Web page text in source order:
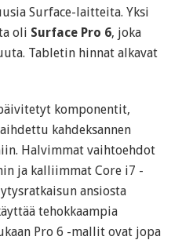
Surface-laitteita. Yksi
oli Surface Pro 6, joka
Tabletin hinnat alkavat
komponentit,
kahdeksannen
Halvimmat vaihtoehdot
ja kalliimmat Core i7 -
ansiosta
tehokkaampia
Pro 6 -mallit ovat jopa